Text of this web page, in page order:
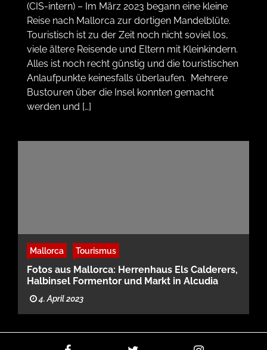
(CIS-intern) – Im März 2023 begann eine kleine
Reise nach Mallorca zur dortigen Mandelblüte.
Touristisch ist zu der Zeit noch nicht soviel los,
viele ältere Reisende und Eltern mit Kleinkindern.
Alles ist noch recht günstig und die touristischen
Anlaufpunkte keinesfalls überlaufen. Mehrere
Bustouren über die Insel konnten gemacht
werden und […]
Mallorca Tourismus
Fotos aus Mallorca: Herrenhaus Els Calderers,
Halbinsel Formentor und Markt in Alcudia
4. April 2023